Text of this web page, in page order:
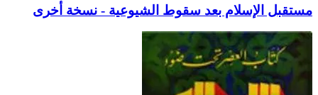
مستقبل الإسلام بعد سقوط الشيوعية - نسخة أخرى